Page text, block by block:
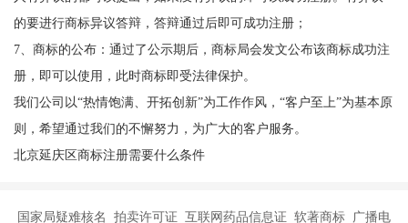
的要进行商标异议答辩，答辩通过后即可成功注册；
7、商标的公布：通过了公示期后，商标局会发文公布该商标成功注
册，即可以使用，此时商标即受法律保护。
我们公司以“热情饱满、开拓创新”为工作作风，“客户至上”为基本原
则，希望通过我们的不懈努力，为广大的客户服务。
北京延庆区商标注册需要什么条件
国家局疑难核名 拍卖许可证 互联网药品信息证 软著商标 广播电